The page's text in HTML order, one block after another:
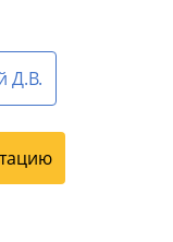
Д.В.